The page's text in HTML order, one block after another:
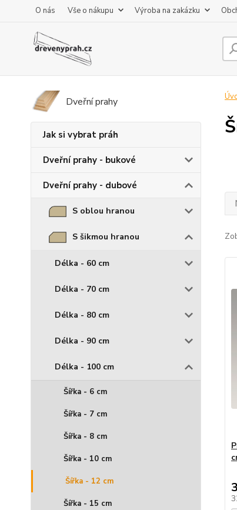
O nás Vše o nákupu Výroba na zakázku
Dveřní prahy
Jak si vybrat práh
Dveřní prahy - bukové
Dveřní prahy - dubové
S oblou hranou
S šikmou hranou
Délka - 60 cm
Délka - 70 cm
Délka - 80 cm
Délka - 90 cm
Délka - 100 cm
Šířka - 6 cm
Šířka - 7 cm
Šířka - 8 cm
Šířka - 10 cm
Šířka - 12 cm
Šířka - 15 cm